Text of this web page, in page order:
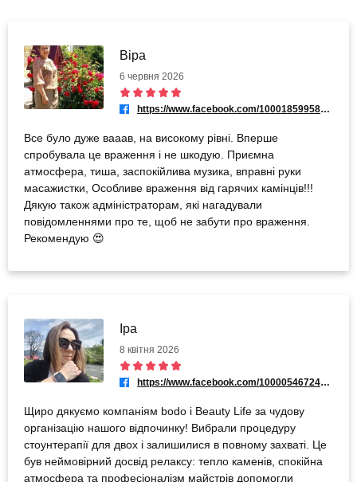
Віра
6 червня 2026
https://www.facebook.com/100018599585896
Все було дуже вааав, на високому рівні. Вперше
спробувала це враження і не шкодую. Приємна
атмосфера, тиша, заспокійлива музика, вправні руки
масажистки, Особливе враження від гарячих камінців!!!
Дякую також адміністраторам, які нагадували
повідомленнями про те, щоб не забути про враження.
Рекомендую 😍
Іра
8 квітня 2026
https://www.facebook.com/100005467247505
Щиро дякуємо компаніям bodo і Beauty Life за чудову
організацію нашого відпочинку! Вибрали процедуру
стоунтерапії для двох і залишилися в повному захваті. Це
був неймовірний досвід релаксу: тепло каменів, спокійна
атмосфера та професіоналізм майстрів допомогли